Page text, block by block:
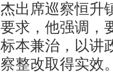
出席巡察恒升
求，他强调，
本兼治，以讲
整改取得实效